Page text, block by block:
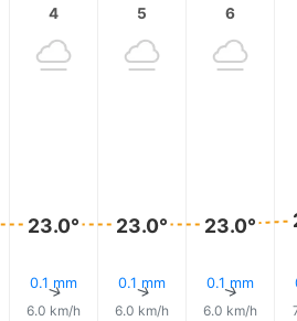
4
23.0°
0.1 mm
↑
6.0 km/h
5
23.0°
0.1 mm
↑
6.0 km/h
6
23.0°
0.1 mm
↑
6.0 km/h